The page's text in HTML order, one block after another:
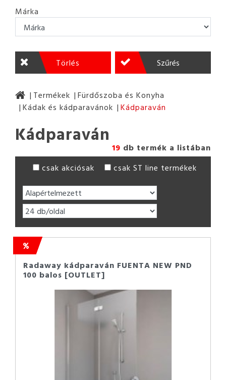
Márka
Törlés Szűrés
Termékek
Fürdőszoba és Konyha
Kádak és kádparavánok
Kádparaván
Kádparaván
19 db termék a listában
csak akciósak
csak ST line termékek
Radaway kádparaván FUENTA NEW PND
100 balos [OUTLET]